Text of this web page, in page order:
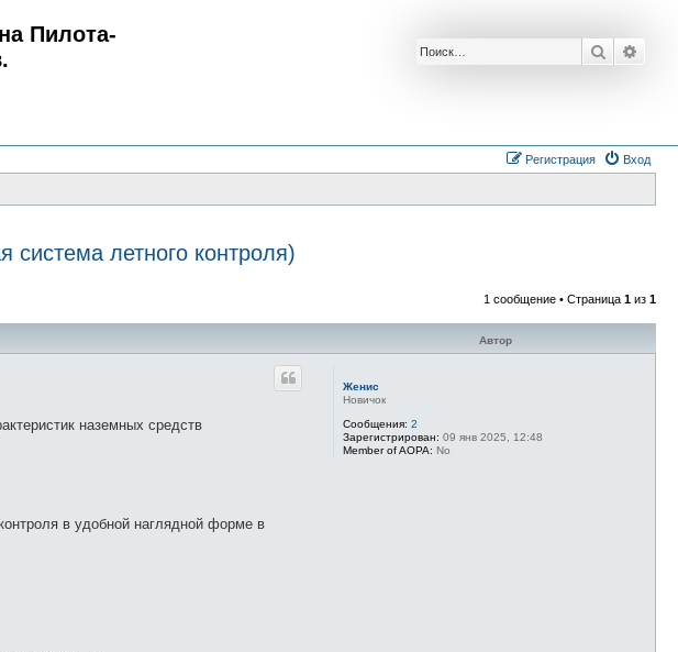
Пилота-
Поиск
Вход
Регистрация
летного контроля)
1 сообщение • Страница 1 из 1
Автор
Женис
Новичок
Сообщения: 2
Зарегистрирован: 09 янв 2025, 12:48
Member of AOPA: No
наземных средств
в удобной наглядной форме в